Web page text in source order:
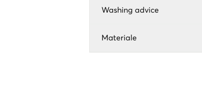
Washing advice
Materiale